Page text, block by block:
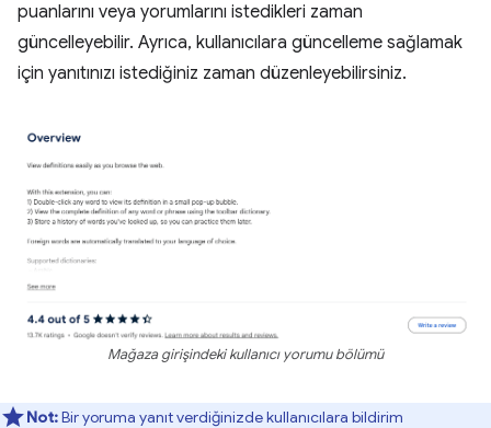
puanlarını veya yorumlarını istedikleri zaman
güncelleyebilir. Ayrıca, kullanıcılara güncelleme sağlamak
için yanıtınızı istediğiniz zaman düzenleyebilirsiniz.
Mağaza girişindeki kullanıcı yorumu bölümü
Not:Bir yoruma yanıt verdiğinizde kullanıcılara bildirim